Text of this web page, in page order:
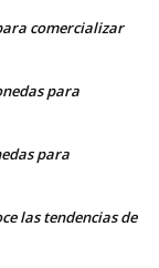
comercializar
para
para
las tendencias de